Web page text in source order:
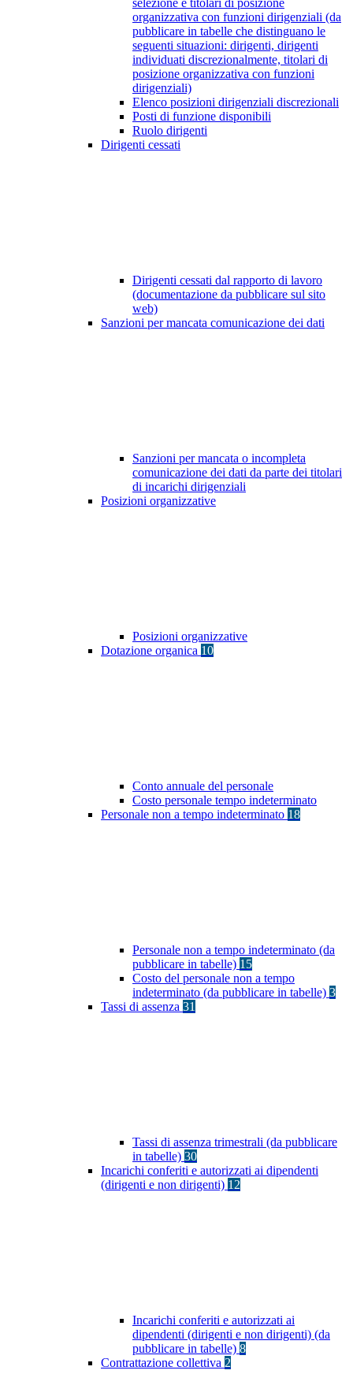
selezione e titolari di posizione
organizzativa con funzioni dirigenziali (da
pubblicare in tabelle che distinguano le
seguenti situazioni: dirigenti, dirigenti
individuati discrezionalmente, titolari di
posizione organizzativa con funzioni
dirigenziali)
Elenco posizioni dirigenziali discrezionali
Posti di funzione disponibili
Ruolo dirigenti
Dirigenti cessati
Dirigenti cessati dal rapporto di lavoro
(documentazione da pubblicare sul sito
web)
Sanzioni per mancata comunicazione dei dati
Sanzioni per mancata o incompleta
comunicazione dei dati da parte dei titolari
di incarichi dirigenziali
Posizioni organizzative
Posizioni organizzative
Dotazione organica 10
Conto annuale del personale
Costo personale tempo indeterminato
Personale non a tempo indeterminato 18
Personale non a tempo indeterminato (da
pubblicare in tabelle) 15
Costo del personale non a tempo
indeterminato (da pubblicare in tabelle) 3
Tassi di assenza 31
Tassi di assenza trimestrali (da pubblicare
in tabelle) 30
Incarichi conferiti e autorizzati ai dipendenti
(dirigenti e non dirigenti) 12
Incarichi conferiti e autorizzati ai
dipendenti (dirigenti e non dirigenti) (da
pubblicare in tabelle) 8
Contrattazione collettiva 2